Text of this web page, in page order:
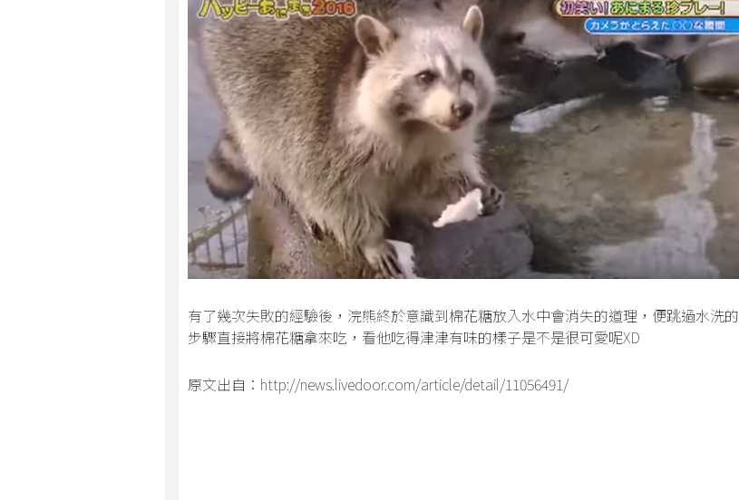
有了幾次失敗的經驗後，浣熊終於意識到棉花糖放入水中會消失的道理，便跳過水洗的
步驟直接將棉花糖拿來吃，看他吃得津津有味的樣子是不是很可愛呢XD
原文出自：http://news.livedoor.com/article/detail/11056491/